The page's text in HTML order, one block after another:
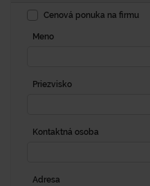
Cenová ponuka na firmu
Meno
Priezvisko
Kontaktná osoba
Adresa